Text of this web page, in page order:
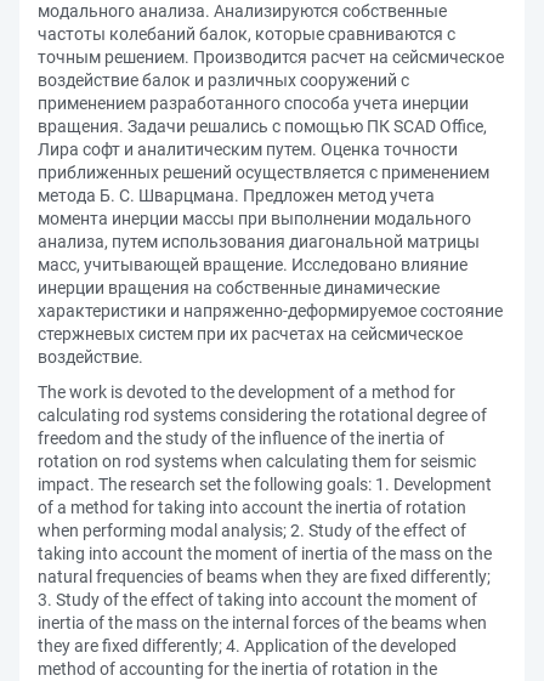
модального анализа. Анализируются собственные
частоты колебаний балок, которые сравниваются с
точным решением. Производится расчет на сейсмическое
воздействие балок и различных сооружений с
применением разработанного способа учета инерции
вращения. Задачи решались с помощью ПК SCAD Office,
Лира софт и аналитическим путем. Оценка точности
приближенных решений осуществляется с применением
метода Б. С. Шварцмана. Предложен метод учета
момента инерции массы при выполнении модального
анализа, путем использования диагональной матрицы
масс, учитывающей вращение. Исследовано влияние
инерции вращения на собственные динамические
характеристики и напряженно-деформируемое состояние
стержневых систем при их расчетах на сейсмическое
воздействие.
The work is devoted to the development of a method for
calculating rod systems considering the rotational degree of
freedom and the study of the influence of the inertia of
rotation on rod systems when calculating them for seismic
impact. The research set the following goals: 1. Development
of a method for taking into account the inertia of rotation
when performing modal analysis; 2. Study of the effect of
taking into account the moment of inertia of the mass on the
natural frequencies of beams when they are fixed differently;
3. Study of the effect of taking into account the moment of
inertia of the mass on the internal forces of the beams when
they are fixed differently; 4. Application of the developed
method of accounting for the inertia of rotation in the